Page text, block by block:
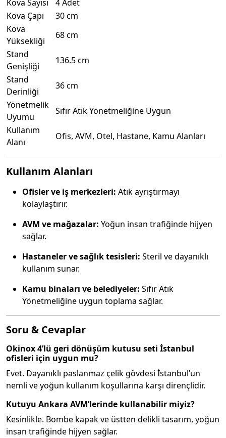
Kova Sayısı
4 Adet
Kova Çapı
30 cm
Kova
Yüksekliği
68 cm
Stand
Genişliği
136.5 cm
Stand
Derinliği
36 cm
Yönetmelik
Uyumu
Sıfır Atık Yönetmeliğine Uygun
Kullanım
Alanı
Ofis, AVM, Otel, Hastane, Kamu Alanları
Kullanım Alanları
Ofisler ve iş merkezleri: Atık ayrıştırmayı
kolaylaştırır.
AVM ve mağazalar: Yoğun insan trafiğinde hijyen
sağlar.
Hastaneler ve sağlık tesisleri: Steril ve dayanıklı
kullanım sunar.
Kamu binaları ve belediyeler: Sıfır Atık
Yönetmeliğine uygun toplama sağlar.
Soru & Cevaplar
Okinox 4’lü geri dönüşüm kutusu seti İstanbul
ofisleri için uygun mu?
Evet. Dayanıklı paslanmaz çelik gövdesi İstanbul’un
nemli ve yoğun kullanım koşullarına karşı dirençlidir.
Kutuyu Ankara AVM’lerinde kullanabilir miyiz?
Kesinlikle. Bombe kapak ve üstten delikli tasarım, yoğun
insan trafiğinde hijyen sağlar.